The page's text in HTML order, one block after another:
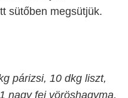
sütőben megsütjük.
párizsi, 10 dkg liszt,
nagy fej vöröshagyma,